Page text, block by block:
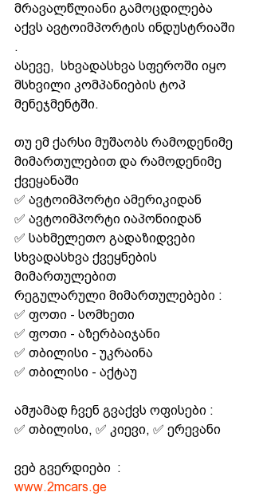
მრავალწლიანი გამოცდილება
აქვს ავტოიმპორტის ინდუსტრიაში
.
ასევე,  სხვადასხვა სფეროში იყო
მსხვილი კომპანიების ტოპ
მენეჯმენტში.
თუ ემ ქარსი მუშაობს რამოდენიმე
მიმართულებით და რამოდენიმე
ქვეყანაში
✅ ავტოიმპორტი ამერიკიდან
✅ ავტოიმპორტი იაპონიიდან
✅ სახმელეთო გადაზიდვები
სხვადასხვა ქვეყნების
მიმართულებით
რეგულარული მიმართულებები :
✅ ფოთი - სომხეთი
✅ ფოთი - აზერბაიჯანი
✅ თბილისი - უკრაინა
✅ თბილისი - აქტაუ
ამჟამად ჩვენ გვაქვს ოფისები :
✅ თბილისი, ✅ კიევი, ✅ ერევანი
ვებ გვერდიები  :
www.2mcars.ge